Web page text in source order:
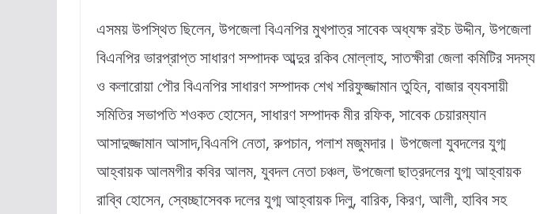
এসময় উপস্থিত ছিলেন, উপজেলা বিএনপির মুখপাত্র সাবেক অধ্যক্ষ রইচ উদ্দীন, উপজেলা
বিএনপির ভারপ্রাপ্ত সাধারণ সম্পাদক আব্দুর রকিব মোল্লাহ, সাতক্ষীরা জেলা কমিটির সদস্য
ও কলারোয়া পৌর বিএনপির সাধারণ সম্পাদক শেখ শরিফুজ্জামান তুহিন, বাজার ব্যবসায়ী
সমিতির সভাপতি শওকত হোসেন, সাধারণ সম্পাদক মীর রফিক, সাবেক চেয়ারম্যান
আসাদুজ্জামান আসাদ,বিএনপি নেতা, রুপচান, পলাশ মজুমদার। উপজেলা যুবদলের যুগ্ম
আহ্বায়ক আলমগীর কবির আলম, যুবদল নেতা চঞ্চল, উপজেলা ছাত্রদলের যুগ্ম আহ্বায়ক
রাব্বি হোসেন, স্বেচ্ছাসেবক দলের যুগ্ম আহ্বায়ক দিলু, বারিক, কিরণ, আলী, হাবিব সহ